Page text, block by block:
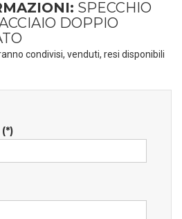
SPECCHIO
DOPPIO
condivisi, venduti, resi disponibili
(*)